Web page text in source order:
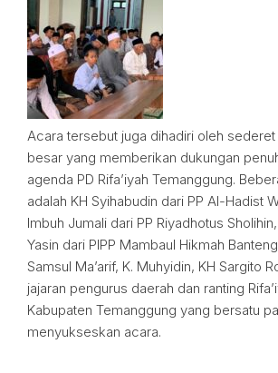
Acara tersebut juga dihadiri oleh
besar yang memberikan dukungan
agenda PD Rifa’iyah Temanggung.
adalah KH Syihabudin dari PP Al-Hadist
Imbuh Jumali dari PP Riyadhotus
Yasin dari PIPP Mambaul Hikmah
Samsul Ma’arif, K. Muhyidin, KH Sargito
jajaran pengurus daerah dan ranting
Kabupaten Temanggung yang bersatu
menyukseskan acara.